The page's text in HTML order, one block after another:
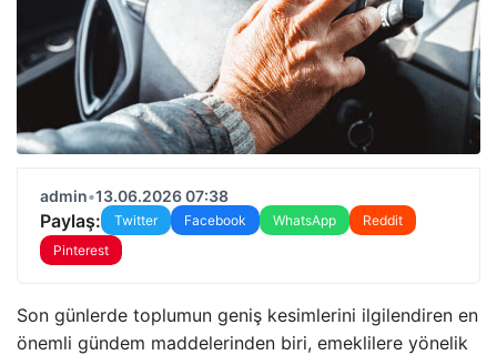
admin•13.06.2026 07:38
Paylaş: Twitter Facebook WhatsApp
Reddit
Pinterest
Son günlerde toplumun geniş kesimlerini ilgilendiren en
önemli gündem maddelerinden biri, emeklilere yönelik